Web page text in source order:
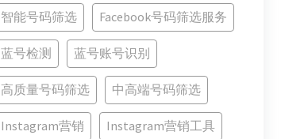
智能号码筛选 Facebook号码筛选服务
蓝号检测 蓝号账号识别
高质量号码筛选 中高端号码筛选
Instagram营销 Instagram营销工具